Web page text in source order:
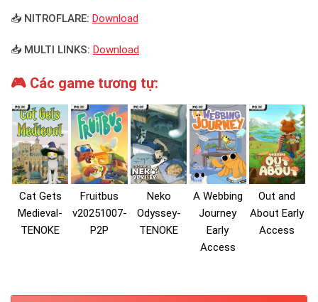
📥 NITROFLARE: Download
📥 MULTI LINKS: Download
🎮 Các game tương tự:
Cat Gets
Medieval-
TENOKE
Fruitbus
v20251007-
P2P
Neko
Odyssey-
TENOKE
A Webbing
Journey
Early
Access
Out and
About Early
Access